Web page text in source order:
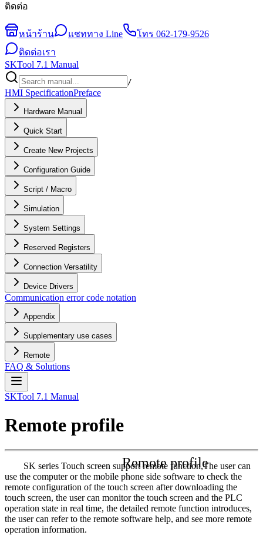
ติดต่อ
หน้าร้าน แชททาง Line โทร 062-179-9526
ติดต่อเรา
SKTool 7.1 Manual
/
HMI SpecificationPreface
Hardware Manual
Quick Start
Create New Projects
Configuration Guide
Script / Macro
Simulation
System Settings
Reserved Registers
Connection Versatility
Device Drivers
Communication error code notation
Appendix
Supplementary use cases
Remote
FAQ & Solutions
SKTool 7.1 Manual
Remote profile
Remote profile
SK series Touch screen support remote function,The user can
use the computer or the mobile phone side software to check the
remote configuration of the touch screen after downloading the
touch screen, the user can monitor the touch screen and the PLC
operation state in real time, the detailed remote function introduces,
the user can refer to the remote software help, and see more remote
operation information.